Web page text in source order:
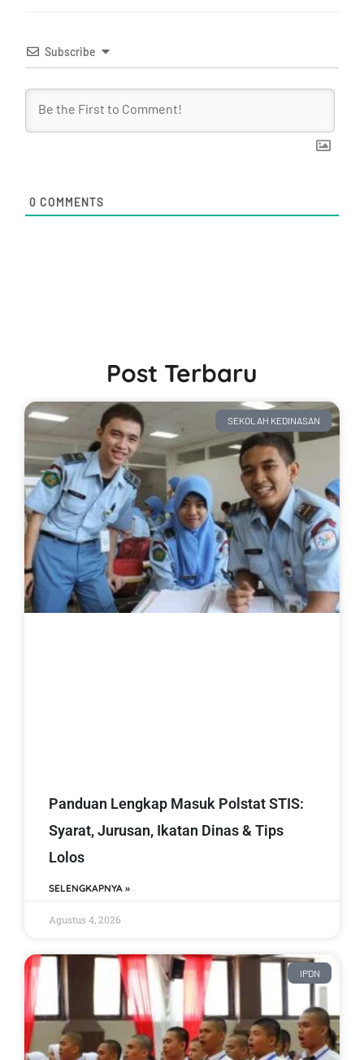
Subscribe
0 COMMENTS
Post Terbaru
SEKOLAH KEDINASAN
Panduan Lengkap Masuk Polstat STIS:
Syarat, Jurusan, Ikatan Dinas & Tips
Lolos
SELENGKAPNYA »
Agustus 4, 2026
IPDN